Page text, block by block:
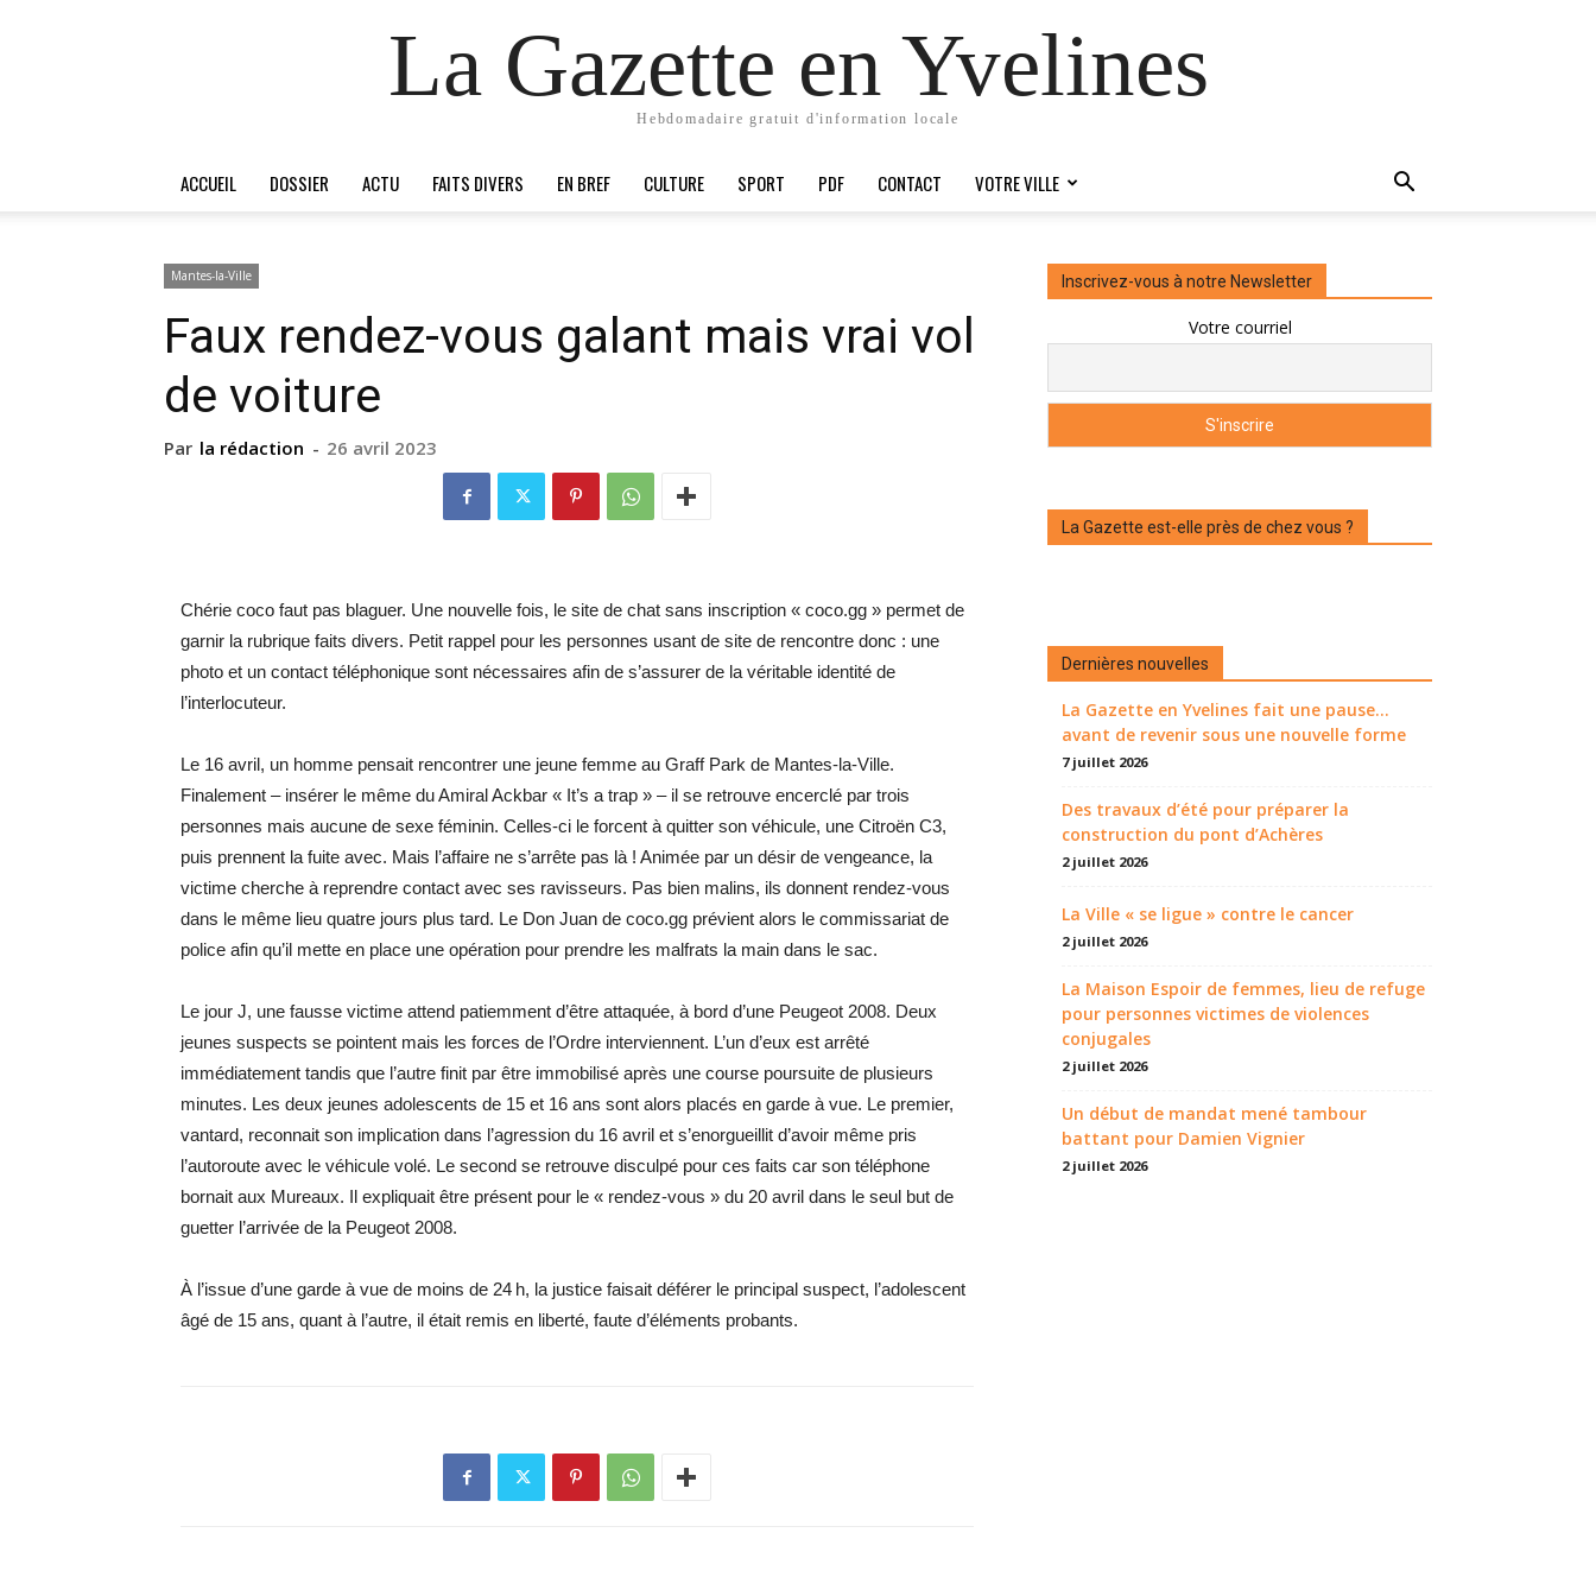
La Gazette en Yvelines
Hebdomadaire gratuit d'information locale
ACCUEIL DOSSIER ACTU FAITS DIVERS EN BREF CULTURE SPORT PDF CONTACT VOTRE VILLE
Mantes-la-Ville
Faux rendez-vous galant mais vrai vol
de voiture
Par la rédaction - 26 avril 2023
Chérie coco faut pas blaguer. Une nouvelle fois, le site de chat sans inscription « coco.gg » permet de
garnir la rubrique faits divers. Petit rappel pour les personnes usant de site de rencontre donc : une
photo et un contact téléphonique sont nécessaires afin de s’assurer de la véritable identité de
l’interlocuteur.
Le 16 avril, un homme pensait rencontrer une jeune femme au Graff Park de Mantes-la-Ville.
Finalement – insérer le même du Amiral Ackbar « It’s a trap » – il se retrouve encerclé par trois
personnes mais aucune de sexe féminin. Celles-ci le forcent à quitter son véhicule, une Citroën C3,
puis prennent la fuite avec. Mais l’affaire ne s’arrête pas là ! Animée par un désir de vengeance, la
victime cherche à reprendre contact avec ses ravisseurs. Pas bien malins, ils donnent rendez-vous
dans le même lieu quatre jours plus tard. Le Don Juan de coco.gg prévient alors le commissariat de
police afin qu’il mette en place une opération pour prendre les malfrats la main dans le sac.
Le jour J, une fausse victime attend patiemment d’être attaquée, à bord d’une Peugeot 2008. Deux
jeunes suspects se pointent mais les forces de l’Ordre interviennent. L’un d’eux est arrêté
immédiatement tandis que l’autre finit par être immobilisé après une course poursuite de plusieurs
minutes. Les deux jeunes adolescents de 15 et 16 ans sont alors placés en garde à vue. Le premier,
vantard, reconnait son implication dans l’agression du 16 avril et s’enorgueillit d’avoir même pris
l’autoroute avec le véhicule volé. Le second se retrouve disculpé pour ces faits car son téléphone
bornait aux Mureaux. Il expliquait être présent pour le « rendez-vous » du 20 avril dans le seul but de
guetter l’arrivée de la Peugeot 2008.
À l’issue d’une garde à vue de moins de 24 h, la justice faisait déférer le principal suspect, l’adolescent
âgé de 15 ans, quant à l’autre, il était remis en liberté, faute d’éléments probants.
Inscrivez-vous à notre Newsletter
Votre courriel
La Gazette est-elle près de chez vous ?
Dernières nouvelles
La Gazette en Yvelines fait une pause...
avant de revenir sous une nouvelle forme
7 juillet 2026
Des travaux d’été pour préparer la
construction du pont d’Achères
2 juillet 2026
La Ville « se ligue » contre le cancer
2 juillet 2026
La Maison Espoir de femmes, lieu de refuge
pour personnes victimes de violences
conjugales
2 juillet 2026
Un début de mandat mené tambour
battant pour Damien Vignier
2 juillet 2026